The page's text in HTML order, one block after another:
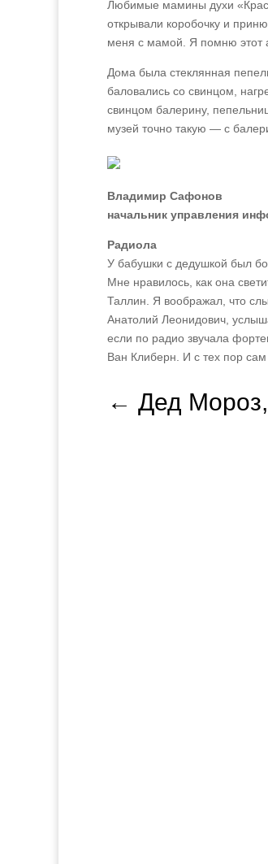
Любимые мамины духи
открывали коробочку и
меня с мамой. Я помню этот
Дома была стеклянная
баловались со свинцом,
свинцом балерину,
музей точно такую — с
Владимир Сафонов
начальник управления
Радиола
У бабушки с дедушкой был
Мне нравилось, как она
Таллин. Я воображал, что
Анатолий Леонидович,
если по радио звучала
Ван Клиберн. И с тех пор
← Дед